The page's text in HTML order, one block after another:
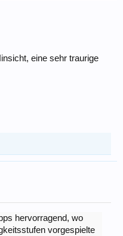
eine sehr traurige
hervorragend, wo
vorgespielte